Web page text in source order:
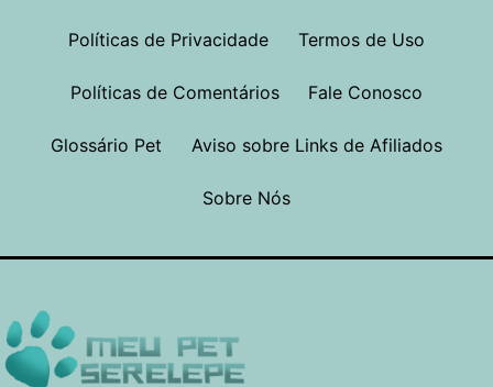
Políticas de Privacidade Termos de Uso
Políticas de Comentários Fale Conosco
Glossário Pet Aviso sobre Links de Afiliados
Sobre Nós